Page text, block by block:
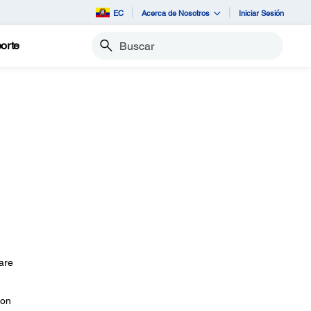
EC Acerca de Nosotros Iniciar Sesión
Buscar